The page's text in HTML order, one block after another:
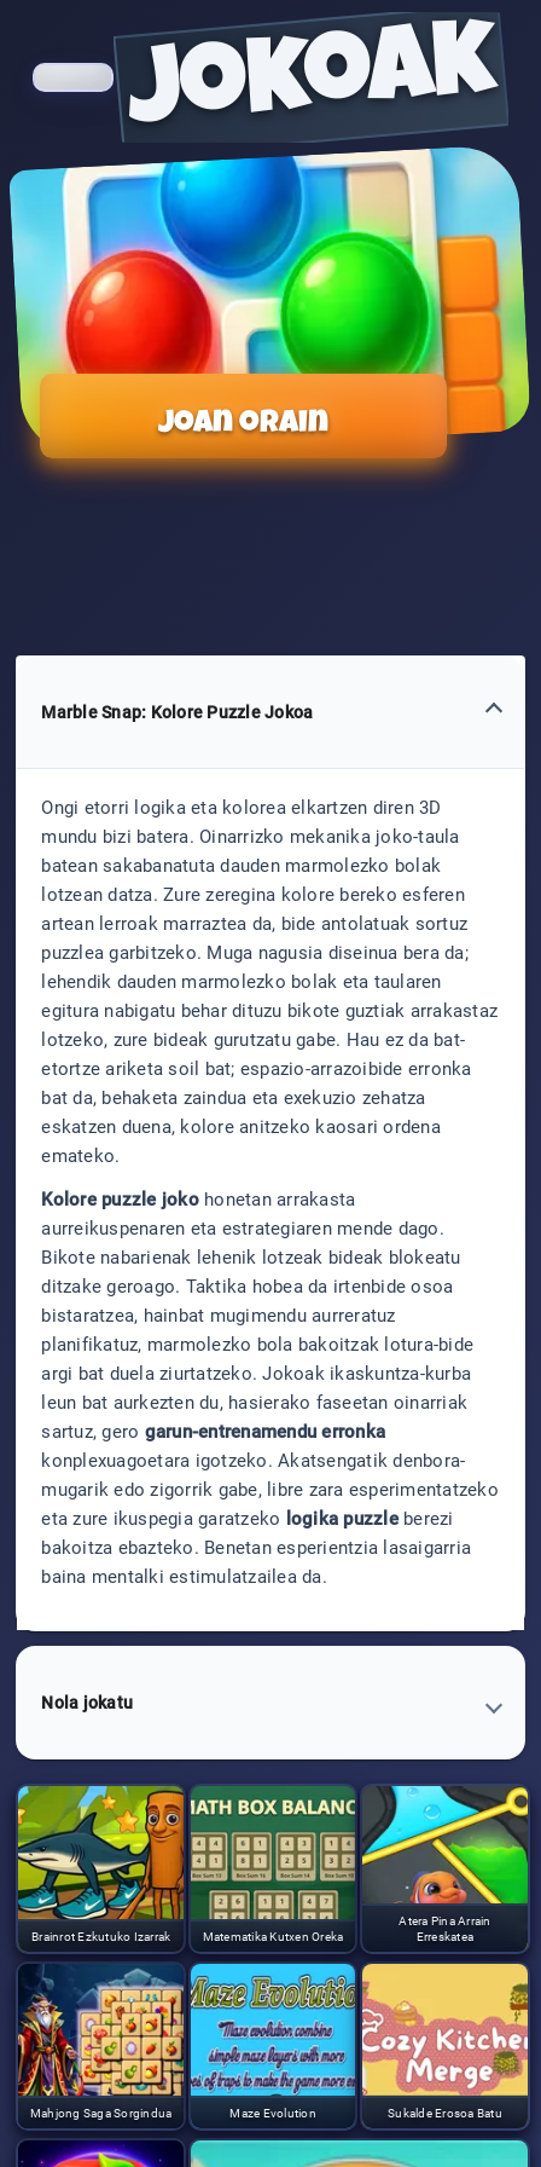
jokoak
Joan orain
Marble Snap: Kolore Puzzle Jokoa
Ongi etorri logika eta kolorea elkartzen diren 3D
mundu bizi batera. Oinarrizko mekanika joko-taula
batean sakabanatuta dauden marmolezko bolak
lotzean datza. Zure zeregina kolore bereko esferen
artean lerroak marraztea da, bide antolatuak sortuz
puzzlea garbitzeko. Muga nagusia diseinua bera da;
lehendik dauden marmolezko bolak eta taularen
egitura nabigatu behar dituzu bikote guztiak arrakastaz
lotzeko, zure bideak gurutzatu gabe. Hau ez da bat-
etortze ariketa soil bat; espazio-arrazoibide erronka
bat da, behaketa zaindua eta exekuzio zehatza
eskatzen duena, kolore anitzeko kaosari ordena
emateko.
Kolore puzzle jokohonetan arrakasta
aurreikuspenaren eta estrategiaren mende dago.
Bikote nabarienak lehenik lotzeak bideak blokeatu
ditzake geroago. Taktika hobea da irtenbide osoa
bistaratzea, hainbat mugimendu aurreratuz
planifikatuz, marmolezko bola bakoitzak lotura-bide
argi bat duela ziurtatzeko. Jokoak ikaskuntza-kurba
leun bat aurkezten du, hasierako faseetan oinarriak
sartuz, gero garun-entrenamendu erronka
konplexuagoetara igotzeko. Akatsengatik denbora-
mugarik edo zigorrik gabe, libre zara esperimentatzeko
eta zure ikuspegia garatzeko logika puzzleberezi
bakoitza ebazteko. Benetan esperientzia lasaigarria
baina mentalki estimulatzailea da.
Nola jokatu
Brainrot Ezkutuko Izarrak Matematika Kutxen Oreka
Atera Pina Arrain
Erreskatea
Mahjong Saga Sorgindua Maze Evolution Sukalde Erosoa Batu